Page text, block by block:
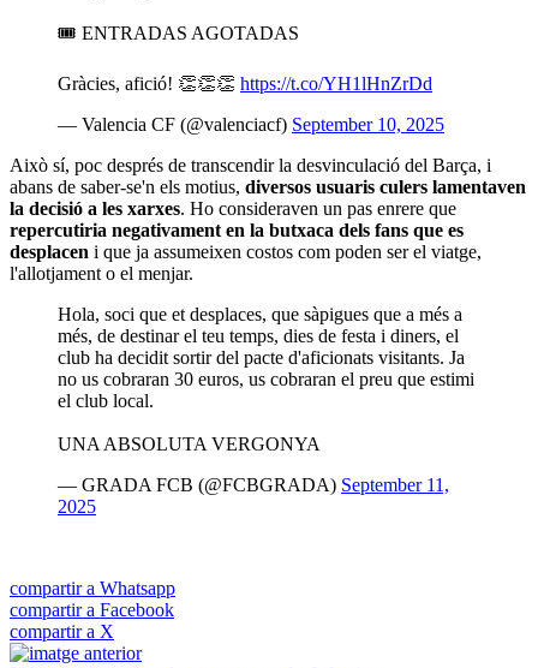
🎟️ ENTRADAS AGOTADAS
Gràcies, afició! 👏👏👏 https://t.co/YH1lHnZrDd
— Valencia CF (@valenciacf) September 10, 2025
Això sí, poc després de transcendir la desvinculació del Barça, i
abans de saber-se'n els motius, diversos usuaris culers lamentaven
la decisió a les xarxes. Ho consideraven un pas enrere que
repercutiria negativament en la butxaca dels fans que es
desplacen i que ja assumeixen costos com poden ser el viatge,
l'allotjament o el menjar.
Hola, soci que et desplaces, que sàpigues que a més a
més, de destinar el teu temps, dies de festa i diners, el
club ha decidit sortir del pacte d'aficionats visitants. Ja
no us cobraran 30 euros, us cobraran el preu que estimi
el club local.
UNA ABSOLUTA VERGONYA
— GRADA FCB (@FCBGRADA) September 11,
2025
compartir a Whatsapp
compartir a Facebook
compartir a X